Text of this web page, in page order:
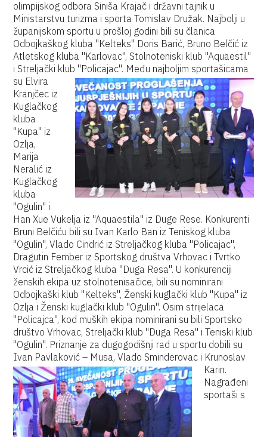
olimpijskog odbora Siniša Krajač i državni tajnik u
Ministarstvu turizma i sporta Tomislav Družak. Najbolji u
županijskom sportu u prošloj godini bili su članica
Odbojkaškog kluba "Kelteks" Doris Barić, Bruno Belčić iz
Atletskog kluba "Karlovac", Stolnoteniski klub "Aquaestil"
i Streljački klub "Policajac". Među najboljim sportašicama
su Elvira
Kranjčec iz
Kuglačkog
kluba
"Kupa" iz
Ozlja,
Marija
Neralić iz
Kuglačkog
kluba
"Ogulin" i
Han Xue Vukelja iz "Aquaestila" iz Duge Rese. Konkurenti
Bruni Belčiću bili su Ivan Karlo Ban iz Teniskog kluba
"Ogulin", Vlado Cindrić iz Streljačkog kluba "Policajac",
Dragutin Fember iz Sportskog društva Vrhovac i Tvrtko
Vrcić iz Streljačkog kluba "Duga Resa". U konkurenciji
ženskih ekipa uz stolnotenisačice, bili su nominirani
Odbojkaški klub "Kelteks", Ženski kuglački klub "Kupa" iz
Ozlja i Ženski kuglački klub "Ogulin". Osim strijelaca
"Policajca", kod muških ekipa nominirani su bili Sportsko
društvo Vrhovac, Streljački klub "Duga Resa" i Teniski klub
"Ogulin". Priznanje za dugogodišnji rad u sportu dobili su
Ivan Pavlaković – Musa, Vlado Sminderovac i Krunoslav
Karin.
Nagrađeni
sportaši s